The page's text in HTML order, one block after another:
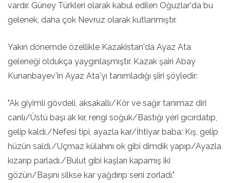
vardır. Güney Türkleri olarak kabul edilen Oğuzlar'da bu
gelenek, daha çok Nevruz olarak kutlanmıştır.
Yakın dönemde özellikle Kazakistan'da Ayaz Ata
geleneği oldukça yaygınlaşmıştır. Kazak şairi Abay
Kunanbayev'in Ayaz Ata'yı tanımladığı şiiri şöyledir:
"Ak giyimli gövdeli, aksakallı/Kör ve sağır tanımaz diri
canlı/Üstü başı ak kır, rengi soğuk/Bastığı yeri gıcırdatıp,
gelip kaldı./Nefesi tipi, ayazla kar/İhtiyar baba: Kış, gelip
hüzün saldı./Uçmaz külahını ok gibi dimdik yapıp/Ayazla
kızarıp parladı./Bulut gibi kaşları kapamış iki
gözün/Başını silkse kar yağdırıp seni zorladı."